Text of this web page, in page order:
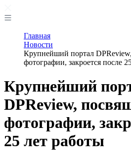
Главная
Новости
Крупнейший портал
фотографии, закроется после
Крупнейший
DPReview,
фотографии,
25 лет работы